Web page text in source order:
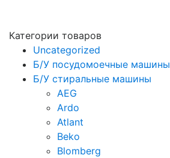
Категории товаров
Uncategorized
Б/У посудомоечные машины
Б/У стиральные машины
AEG
Ardo
Atlant
Beko
Blomberg